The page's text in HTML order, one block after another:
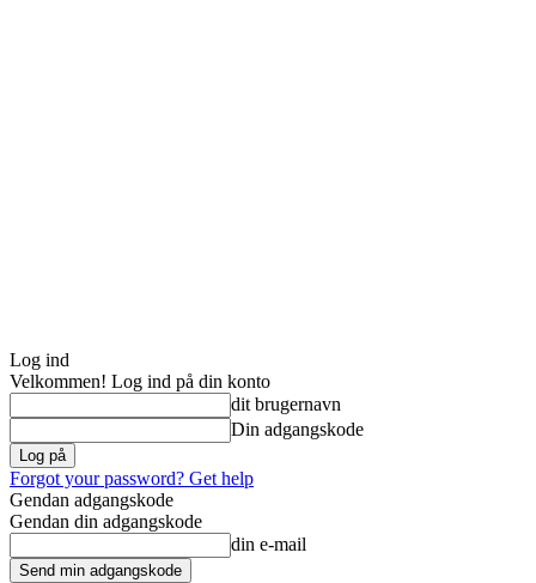
Log ind
Velkommen! Log ind på din konto
dit brugernavn
Din adgangskode
Forgot your password? Get help
Gendan adgangskode
Gendan din adgangskode
din e-mail